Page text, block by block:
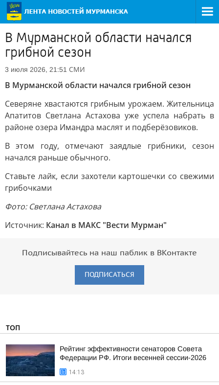
В Мурманской области начался
грибной сезон
3 июля 2026, 21:51 СМИ
В Мурманской области начался грибной сезон
Северяне хвастаются грибным урожаем. Жительница
Апатитов Светлана Астахова уже успела набрать в
районе озера Имандра маслят и подберёзовиков.
В этом году, отмечают заядлые грибники, сезон
начался раньше обычного.
Ставьте лайк, если захотели картошечки со свежими
грибочками
Фото: Светлана Астахова
Источник: Канал в МАКС "Вести Мурман"
Подписывайтесь на наш паблик в ВКонтакте
ПОДПИСАТЬСЯ
ТОП
Рейтинг эффективности сенаторов Совета
Федерации РФ. Итоги весенней сессии-2026
14:13